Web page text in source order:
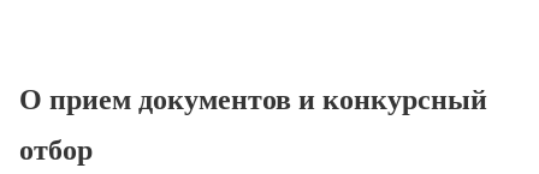
О прием документов и конкурсный
отбор